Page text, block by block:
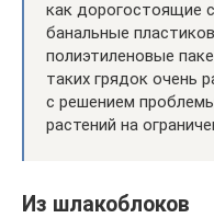
как дорогостоящие
банальные
полиэтиленовые
таких грядок очень
с решением
растений на
Из шлакоблоков